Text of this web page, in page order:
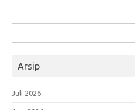
untuk:
Arsip
Juli 2026